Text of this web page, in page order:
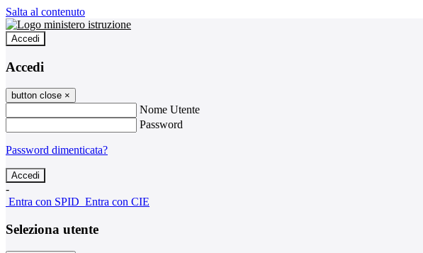
Salta al contenuto
Accedi
Accedi
button close ×
Nome Utente
Password
Password dimenticata?
-
Entra con SPID Entra con CIE
Seleziona utente